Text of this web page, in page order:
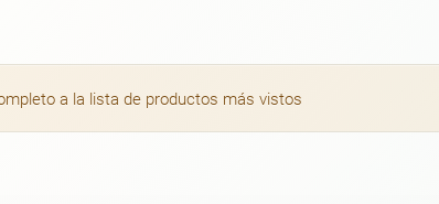
a la lista de productos más vistos